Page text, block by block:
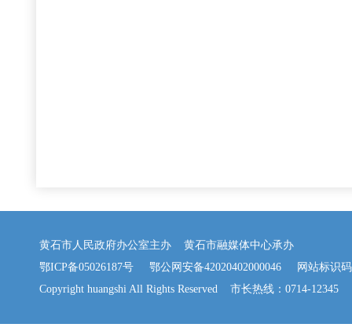
黄石市人民政府办公室主办 黄石市融媒体中心承办
鄂ICP备05026187号
鄂公网安备42020402000046 网站标识码
Copyright huangshi All Rights Reserved 市长热线：0714-12345